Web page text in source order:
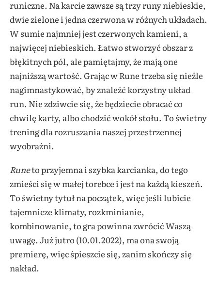
runiczne. Na karcie zawsze są trzy runy niebieskie,
dwie zielone i jedna czerwona w różnych układach.
W sumie najmniej jest czerwonych kamieni, a
najwięcej niebieskich. Łatwo stworzyć obszar z
błękitnych pól, ale pamiętajmy, że mają one
najniższą wartość. Grając w Rune trzeba się nieźle
nagimnastykować, by znaleźć korzystny układ
run. Nie zdziwcie się, że będziecie obracać co
chwilę karty, albo chodzić wokół stołu. To świetny
trening dla rozruszania naszej przestrzennej
wyobraźni.
Runeto przyjemna i szybka karcianka, do tego
zmieści się w małej torebce i jest na każdą kieszeń.
To świetny tytuł na początek, więc jeśli lubicie
tajemnicze klimaty, rozkminianie,
kombinowanie, to gra powinna zwrócić Waszą
uwagę. Już jutro (10.01.2022), ma ona swoją
premierę, więc śpieszcie się, zanim skończy się
nakład.